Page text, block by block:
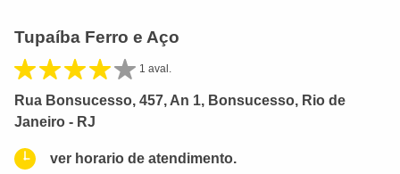
Tupaíba Ferro e Aço
1 aval.
Rua Bonsucesso, 457, An 1, Bonsucesso, Rio de
Janeiro - RJ
ver horario de atendimento.